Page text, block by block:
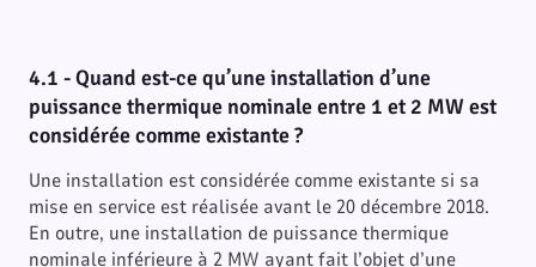
4.1 - Quand est-ce qu’une installation d’une
puissance thermique nominale entre 1 et 2 MW est
considérée comme existante ?
Une installation est considérée comme existante si sa
mise en service est réalisée avant le 20 décembre 2018.
En outre, une installation de puissance thermique
nominale inférieure à 2 MW ayant fait l’objet d’une